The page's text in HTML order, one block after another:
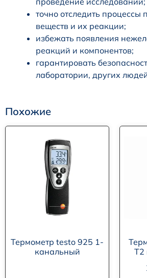
точно отследить процессы
веществ и их реакции;
избежать появления
реакций и компонентов;
гарантировать
лаборатории, других
Похожие
Термометр testo 925 1-
канальный
T2